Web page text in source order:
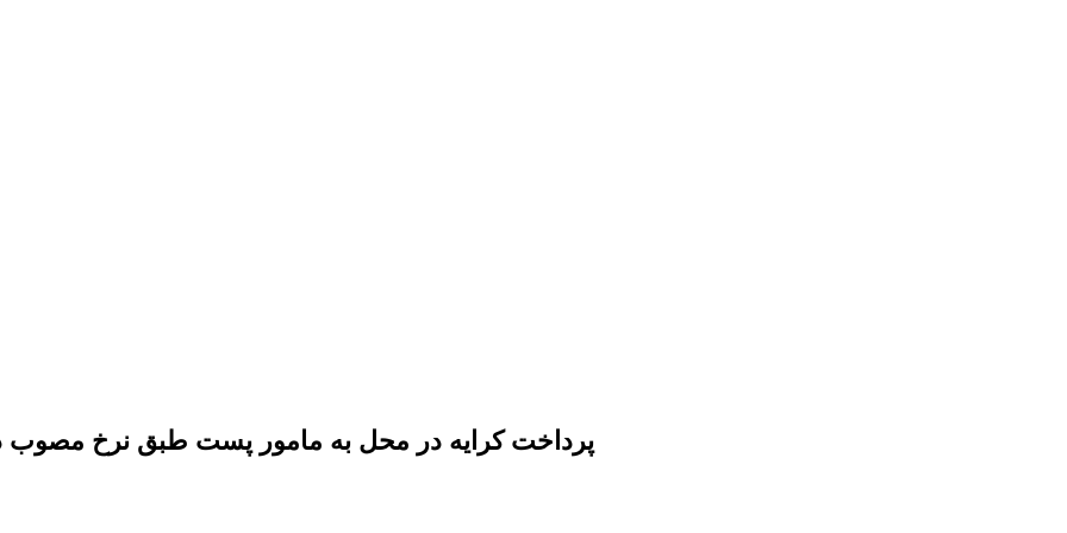
پرداخت کرایه در محل به مامور پست طبق نرخ مصوب